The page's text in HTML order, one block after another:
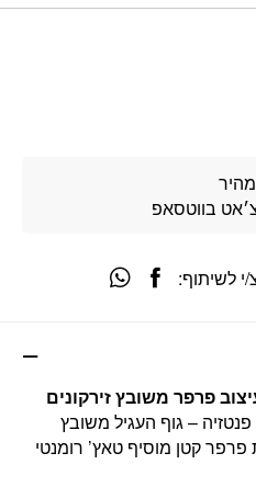
בווטסאפ
פנטזיה – גוף העגיל משובץ
פרפר קטן מוסיף טאץ’ רומנטי
לשיתוף: